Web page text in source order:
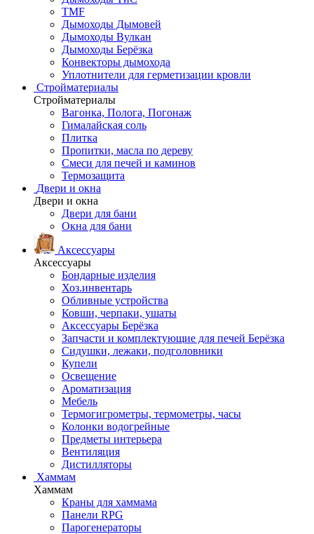
TMF
Дымоходы Дымовей
Дымоходы Вулкан
Дымоходы Берёзка
Конвекторы дымохода
Уплотнители для герметизации кровли
Стройматериалы
Стройматериалы
Вагонка, Полога, Погонаж
Гималайская соль
Плитка
Пропитки, масла по дереву
Смеси для печей и каминов
Термозащита
Двери и окна
Двери и окна
Двери для бани
Окна для бани
Аксессуары
Аксессуары
Бондарные изделия
Хоз.инвентарь
Обливные устройства
Ковши, черпаки, ушаты
Аксессуары Берёзка
Запчасти и комплектующие для печей Берёзка
Сидушки, лежаки, подголовники
Купели
Освещение
Ароматизация
Мебель
Термогигрометры, термометры, часы
Колонки водогрейные
Предметы интерьера
Вентиляция
Дистилляторы
Хаммам
Хаммам
Краны для хаммама
Панели RPG
Парогенераторы